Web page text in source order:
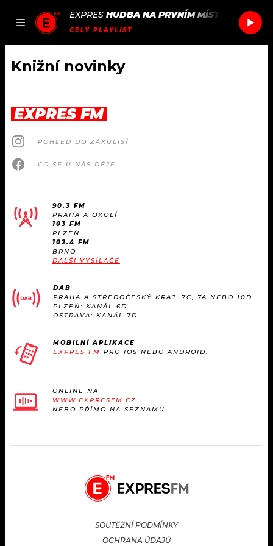
JAK
SEZNAM.CZ
EXPRES HUDBA NA PRVNÍM MÍSTĚ EDITORS
CELÝ PLAYLIST
DOMŮ
ČLÁNKY
AKTUÁLNĚ
ROZHOVORY
#NEBUDUDOMA
KVÍZY
TRENDY
KULTURA
PODCASTY
RÁDIO
APLIKACE
PROGRAM
PLAYLIST
JAK NALADIT
SOUTĚŽE
Knižní novinky
EXPRES FM
POHLED DO ZÁKULISÍ
CO SE U NÁS DĚJE
90.3 FM
PRAHA A OKOLÍ
103 FM
PLZEŇ
102.4 FM
BRNO
DALŠÍ VYSÍLAČE
DAB
PRAHA A STŘEDOČESKÝ KRAJ: 7C, 7A NEBO 10D
PLZEŇ: KANÁL 6D
OSTRAVA: KANÁL 7D
MOBILNÍ APLIKACE
EXPRES FM PRO IOS NEBO ANDROID.
ONLINE NA
WWW.EXPRESFM.CZ
NEBO PŘÍMO NA SEZNAMU.
SOUTĚŽNÍ PODMÍNKY
OCHRANA ÚDAJŮ